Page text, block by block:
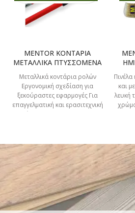
MENTOR ΚΟΝΤΑΡΙΑ
ΜΕΤΑΛΛΙΚΑ ΠΤΥΣΣΟΜΕΝΑ
Μεταλλικά κοντάρια ρολών
Εργονομική σχεδίαση για
ξεκούραστες εφαρμογές Για
επαγγελματική και ερασιτεχνική
χρήση ΚΩΔΙΚΟΣ 11-124-020
Πινέλα
και
λευκή